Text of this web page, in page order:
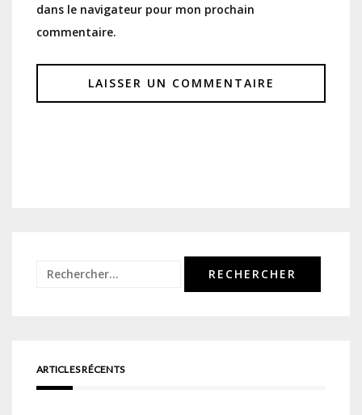
dans le navigateur pour mon prochain
commentaire.
Rechercher :
ARTICLES RÉCENTS